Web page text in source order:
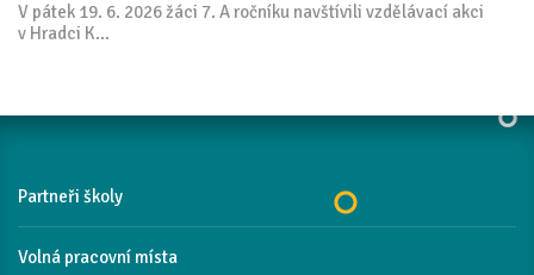
V pátek 19. 6. 2026 žáci 7. A ročníku navštívili vzdělávací akci
v Hradci K...
Partneři školy
Volná pracovní místa